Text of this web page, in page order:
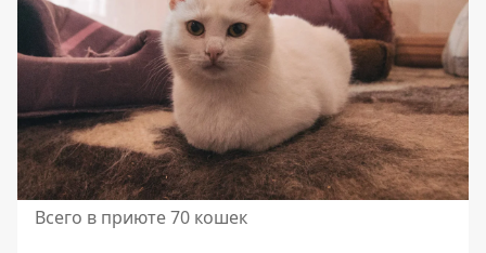
Всего в приюте 70 кошек